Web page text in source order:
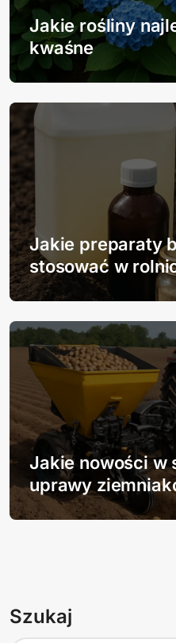
a
w
p
i
s
u
Jakie rośliny
kwaśne
Jakie preparaty
stosować w
Jakie nowości w
uprawy
Szukaj